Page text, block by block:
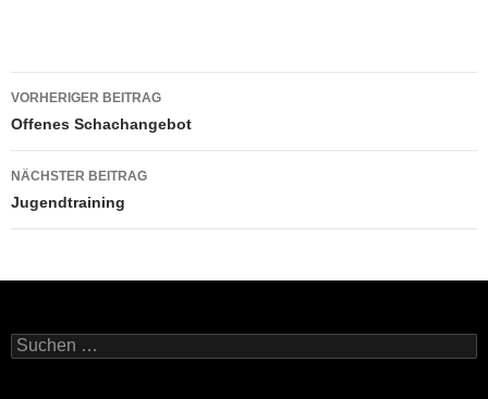
Beitragsnavigation
VORHERIGER BEITRAG
Offenes Schachangebot
NÄCHSTER BEITRAG
Jugendtraining
Suchen
nach: